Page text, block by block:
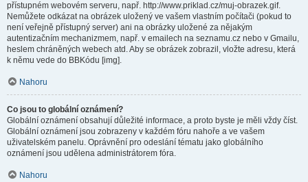
přístupném webovém serveru, např. http://www.priklad.cz/muj-obrazek.gif.
Nemůžete odkázat na obrázek uložený ve vašem vlastním počítači (pokud to
není veřejně přístupný server) ani na obrázky uložené za nějakým
autentizačním mechanizmem, např. v emailech na seznamu.cz nebo v Gmailu,
heslem chráněných webech atd. Aby se obrázek zobrazil, vložte adresu, která
k němu vede do BBKódu [img].
Nahoru
Co jsou to globální oznámení?
Globální oznámení obsahují důležité informace, a proto byste je měli vždy číst.
Globální oznámení jsou zobrazeny v každém fóru nahoře a ve vašem
uživatelském panelu. Oprávnění pro odeslání tématu jako globálního
oznámení jsou udělena administrátorem fóra.
Nahoru